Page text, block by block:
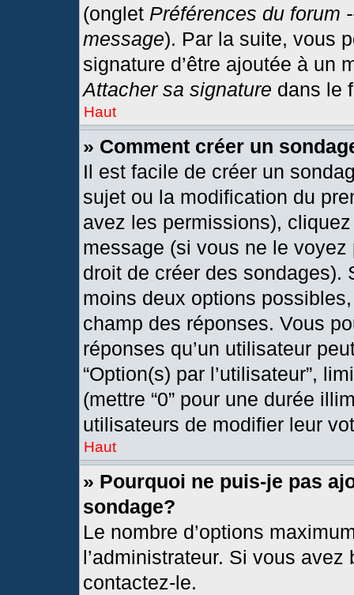
(onglet Préférences du forum
message). Par la suite, vous
signature d’être ajoutée à un
Attacher sa signature dans le
Haut
» Comment créer un
Il est facile de créer un
sujet ou la modification du
avez les permissions),
message (si vous ne le
droit de créer des sondages).
moins deux options
champ des réponses. Vous
réponses qu’un utilisateur
“Option(s) par l’utilisateur”,
(mettre “0” pour une durée
utilisateurs de modifier leur
Haut
» Pourquoi ne puis-je pas
sondage?
Le nombre d’options
l’administrateur. Si vous
contactez-le.